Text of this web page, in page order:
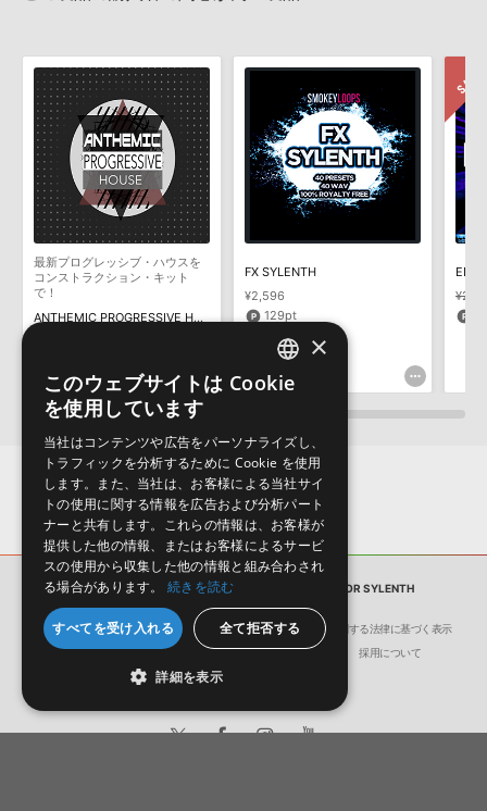
知らせするメールの2通が送信されます。メールに記載されており
ます説明に沿って、製品のダウンロード／導入を行って下さい。
サンプルパック製品には、原則として日本語版操作マニュアルをご
用意しておりません。ご購入後のご不明点や詳細に関するお問い合
わせなどはテクニカルサポート
までご連絡ください。
デモソングは、製品収録サウンドを使ってできることを紹介するた
めのデモンストレーション用の楽曲です。原則として、デモソング
そのものをお使いいただくことはできません。また、デモソングを
構成する全てのサウンドが、サンプルパックに含まれていることを
保証するものではありません。
ダウンロード製品という性質上、一切の返品・返金はお受け付け致
しかねます。
2022.06.06
おります。ご覧頂くには、該当する製品をご購入頂く必要がございます。
EDM & PROGRESSIVE 2 FOR SYLENTHのサポート情報
最新プログレッシブ・ハウスを
コンストラクション・キット
で！
ANTHEMIC PROGRESSIVE HOUSE
FX SYLENTH
¥2,596
129pt
サンプルパック EDM & PROGRESSIVE 2 FOR SYLENTH
会社概要 環境保護（CSR）への取り組み
特定商取引に関する法律に基づく表示
サイト動作環境
利用規約 個人情報の保護について 採用について
ENGLISH
×
このウェブサイトは Cookie
を使用しています
当社はコンテンツや広告をパーソナライズし、
トラフィックを分析するために Cookie を使用
します。また、当社は、お客様による当社サイ
トの使用に関する情報を広告および分析パート
ナーと共有します。これらの情報は、お客様が
提供した他の情報、またはお客様によるサービ
スの使用から収集した他の情報と組み合わされ
る場合があります。
続きを読む
すべてを受け入れる 全て拒否する
詳細を表示